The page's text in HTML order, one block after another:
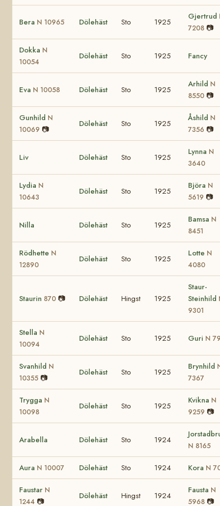
Bera N 10965 Dölehäst Sto 1925
Gjertrud
7208 📷
Dokka N
10054
Dölehäst Sto 1925 Fancy
Eva N 10058 Dölehäst Sto 1925
Arhild N
8550 📷
Gunhild N
10069 📷
Dölehäst Sto 1925
Åshild N
7356 📷
Liv Dölehäst Sto 1925
Lynna N
3640
Lydia N
10643
Dölehäst Sto 1925
Björa N
5619 📷
Nilla Dölehäst Sto 1925
Bamsa N
8451
Rödhette N
12890
Dölehäst Sto 1925
Lotte N
4080
Staurin 870 📷 Dölehäst Hingst 1925
Staur-
Steinhild
9301
Stella N
10094
Dölehäst Sto 1925 Guri N
Svanhild N
10355 📷
Dölehäst Sto 1925
Brynhild
7367
Trygga N
10098
Dölehäst Sto 1925
Kvikna N
9259 📷
Arabella Dölehäst Sto 1924
N 8165
Aura N 10007 Dölehäst Sto 1924 Kora N
Faustar N
1244 📷
Dölehäst Hingst 1924
Fausta N
5968 📷